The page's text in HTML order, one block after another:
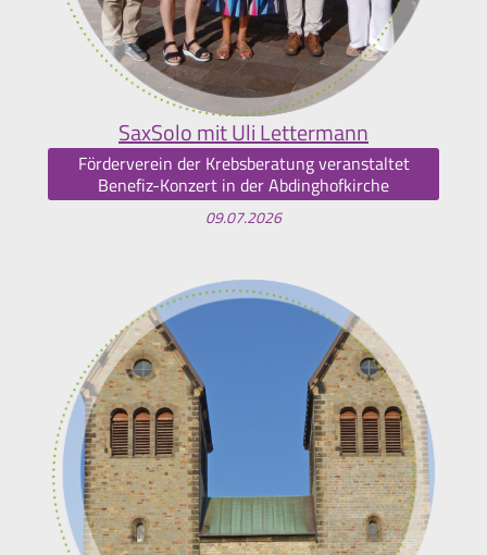
SaxSolo mit Uli Lettermann
Förderverein der Krebsberatung veranstaltet
Benefiz-Konzert in der Abdinghofkirche
09.07.2026